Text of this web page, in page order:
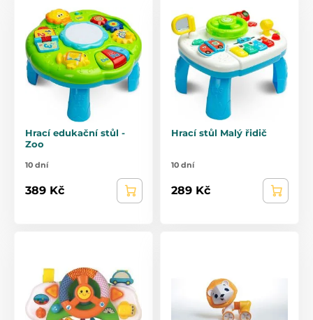
Hrací edukační stůl -
Zoo
10 dní
389 Kč
Hrací stůl Malý řidič
10 dní
289 Kč